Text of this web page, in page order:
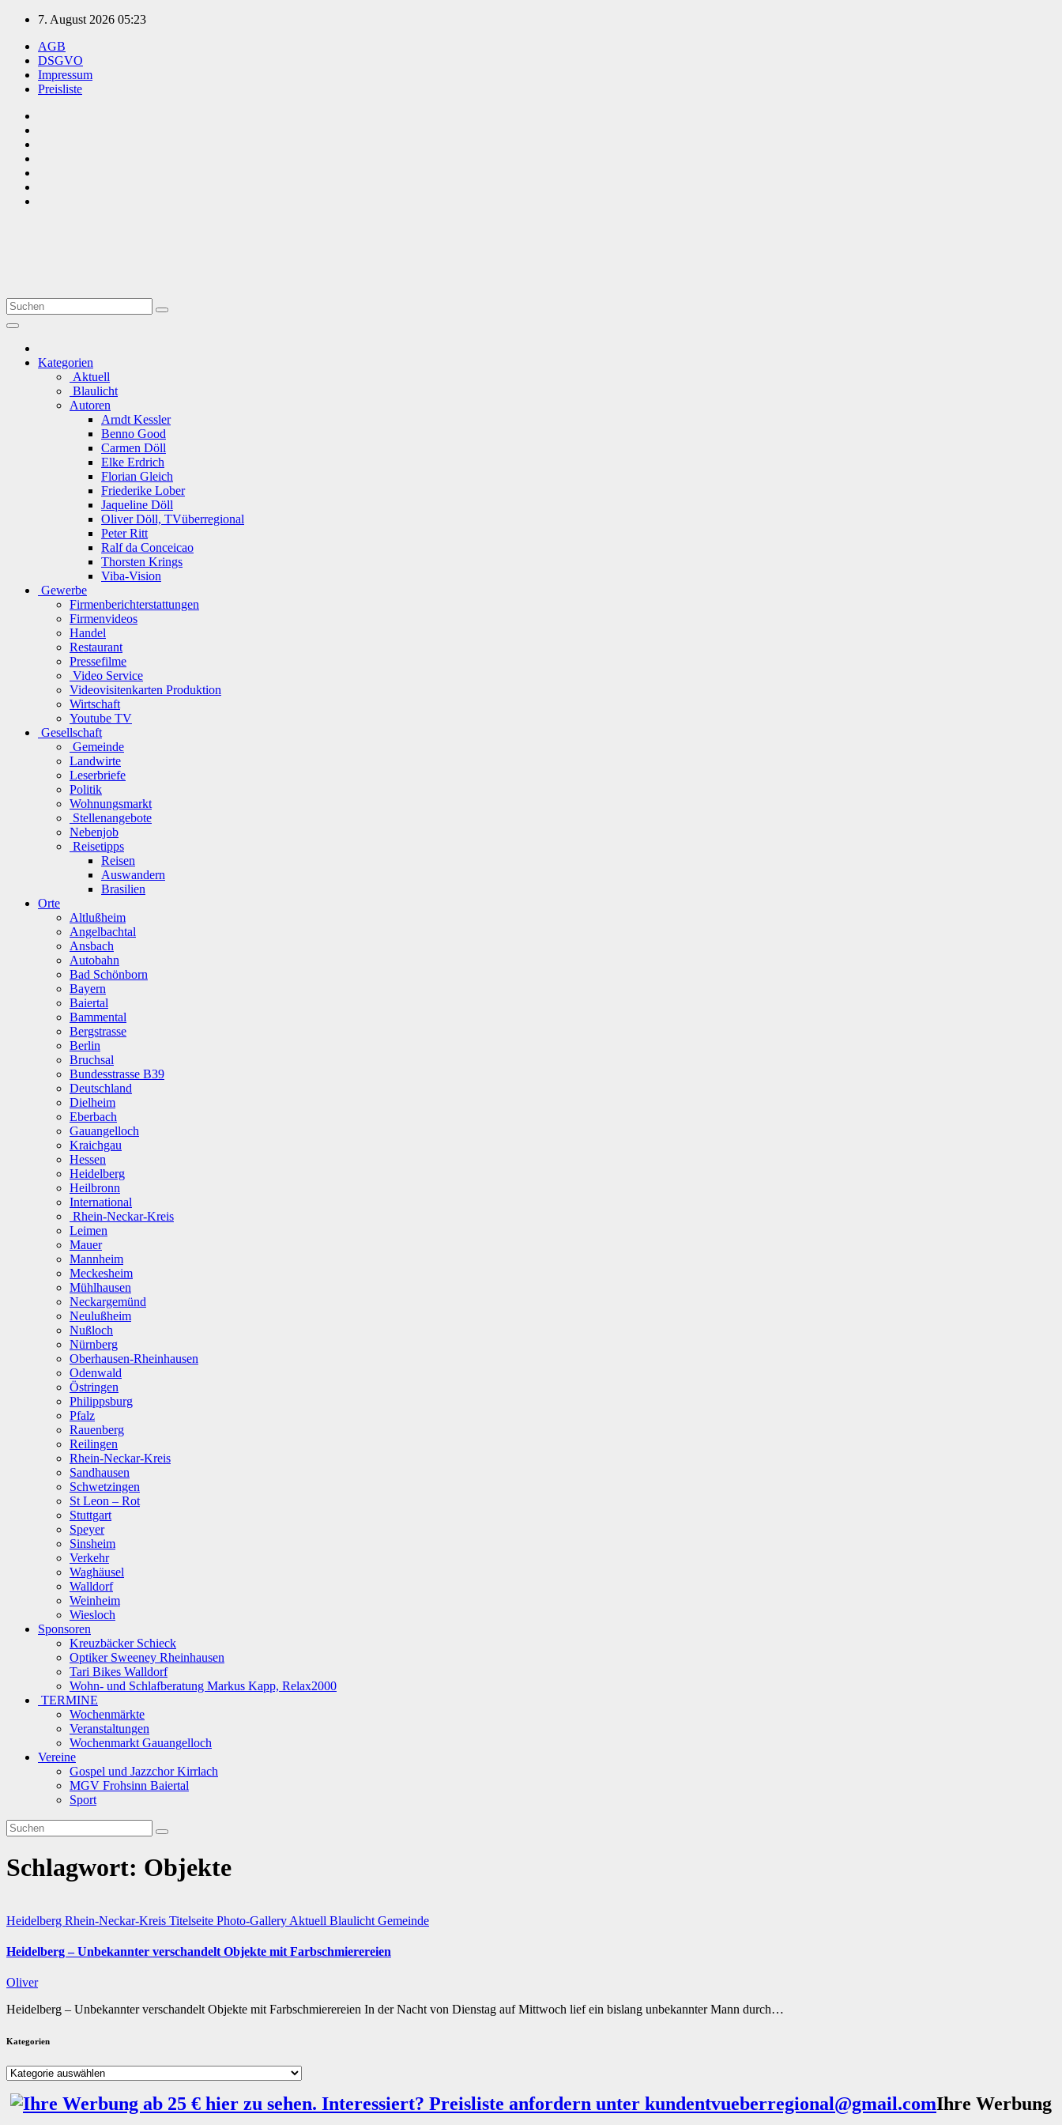
Zum
springen
7. August 2026 05:23
AGB
DSGVO
Impressum
Preisliste
Kategorien
Aktuell
Blaulicht
Autoren
Arndt Kessler
Benno Good
Carmen Döll
Elke Erdrich
Florian Gleich
Friederike Lober
Jaqueline Döll
Oliver Döll, TVüberregional
Peter Ritt
Ralf da Conceicao
Thorsten Krings
Viba-Vision
Gewerbe
Firmenberichterstattungen
Firmenvideos
Handel
Restaurant
Pressefilme
Video Service
Videovisitenkarten Produktion
Wirtschaft
Youtube TV
Gesellschaft
Gemeinde
Landwirte
Leserbriefe
Politik
Wohnungsmarkt
Stellenangebote
Nebenjob
Reisetipps
Reisen
Auswandern
Brasilien
Orte
Altlußheim
Angelbachtal
Ansbach
Autobahn
Bad Schönborn
Bayern
Baiertal
Bammental
Bergstrasse
Berlin
Bruchsal
Bundesstrasse B39
Deutschland
Dielheim
Eberbach
Gauangelloch
Kraichgau
Hessen
Heidelberg
Heilbronn
International
Rhein-Neckar-Kreis
Leimen
Mauer
Mannheim
Meckesheim
Mühlhausen
Neckargemünd
Neulußheim
Nußloch
Nürnberg
Oberhausen-Rheinhausen
Odenwald
Östringen
Philippsburg
Pfalz
Rauenberg
Reilingen
Rhein-Neckar-Kreis
Sandhausen
Schwetzingen
St Leon – Rot
Stuttgart
Speyer
Sinsheim
Verkehr
Waghäusel
Walldorf
Weinheim
Wiesloch
Sponsoren
Kreuzbäcker Schieck
Optiker Sweeney Rheinhausen
Tari Bikes Walldorf
Wohn- und Schlafberatung Markus Kapp, Relax2000
TERMINE
Wochenmärkte
Veranstaltungen
Wochenmarkt Gauangelloch
Vereine
Gospel und Jazzchor Kirrlach
MGV Frohsinn Baiertal
Sport
Schlagwort: Objekte
Heidelberg Rhein-Neckar-Kreis Titelseite Photo-Gallery Aktuell Blaulicht Gemeinde
Heidelberg – Unbekannter verschandelt Objekte mit Farbschmierereien
Oliver
Heidelberg – Unbekannter verschandelt Objekte mit Farbschmierereien In der Nacht von Dienstag auf Mittwoch lief ein bislang unbekannter Mann durch…
Kategorien
Kategorien
Ihre Werbung